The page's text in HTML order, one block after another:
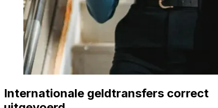
Internationale geldtransfers correct